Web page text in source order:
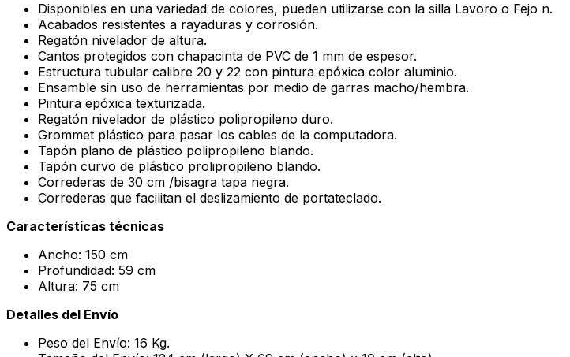
Disponibles en una variedad de colores, pueden utilizarse con la silla Lavoro o Fejo n.
Acabados resistentes a rayaduras y corrosión.
Regatón nivelador de altura.
Cantos protegidos con chapacinta de PVC de 1 mm de espesor.
Estructura tubular calibre 20 y 22 con pintura epóxica color aluminio.
Ensamble sin uso de herramientas por medio de garras macho/hembra.
Pintura epóxica texturizada.
Regatón nivelador de plástico polipropileno duro.
Grommet plástico para pasar los cables de la computadora.
Tapón plano de plástico polipropileno blando.
Tapón curvo de plástico prolipropileno blando.
Correderas de 30 cm /bisagra tapa negra.
Correderas que facilitan el deslizamiento de portateclado.
Características técnicas
Ancho: 150 cm
Profundidad: 59 cm
Altura: 75 cm
Detalles del Envío
Peso del Envío: 16 Kg.